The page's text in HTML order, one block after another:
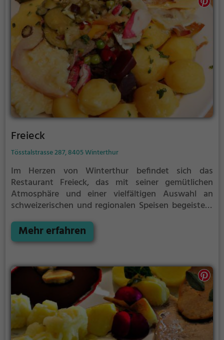
Freieck
Tösstalstrasse 287, 8405 Winterthur
Im Herzen von Winterthur befindet sich das
Restaurant Freieck, das mit seiner gemütlichen
Atmosphäre und einer vielfältigen Auswahl an
schweizerischen und regionalen Speisen begeistert.
traditionelle Schweizer Ambiente genießen und
gleichzeitig kulinarische Leckerbissen entdecken. Ob
Freieck ist für jeden Geschmack etwas dabei. Dazu
gibt es eine große Auswahl an erlesenen Getränken,
die das Genusserlebnis abrunden. Egal ob für einen
gemütlichen Abend zu zweit oder einen geselligen
Abend mit Freunden, das Restaurant Freieck
verspricht einen unvergesslichen kulinarischen
Genuss.
Mehr erfahren